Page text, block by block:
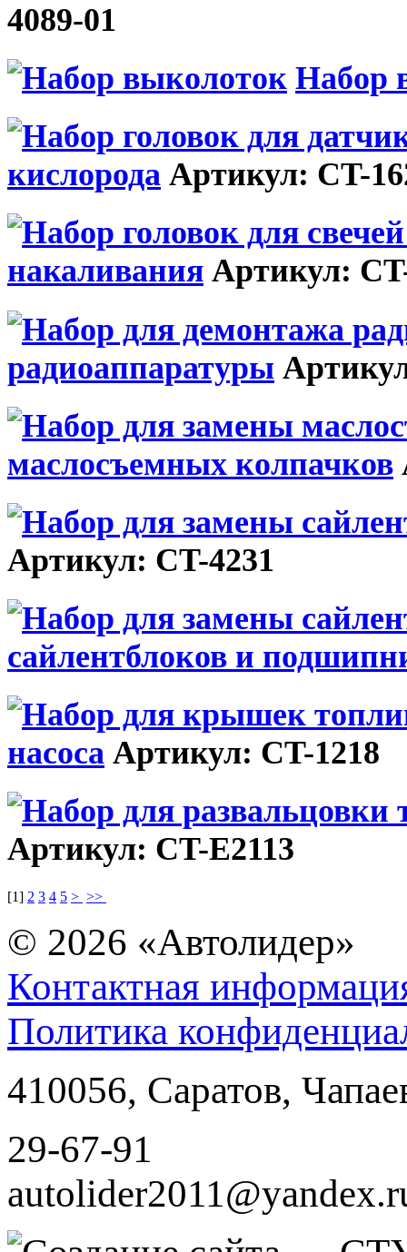
4089-01
Набор
кислорода Артикул: CT-
накаливания Артикул:
радиоаппаратуры
маслосъемных колпачков
Артикул: CT-4231
сайлентблоков и
насоса Артикул: CT-1218
Артикул: CT-E2113
[1] 2 3 4 5 > >>
© 2026 «Автолидер»
Контактная
Политика
410056, Саратов,
29-67-91